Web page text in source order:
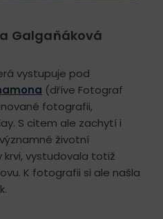
Galgaňáková
vystupuje pod
(dříve Fotograf
fotografii,
S citem ale zachytí i
životní
krvi, vystudovala totiž
K fotografii si ale našla